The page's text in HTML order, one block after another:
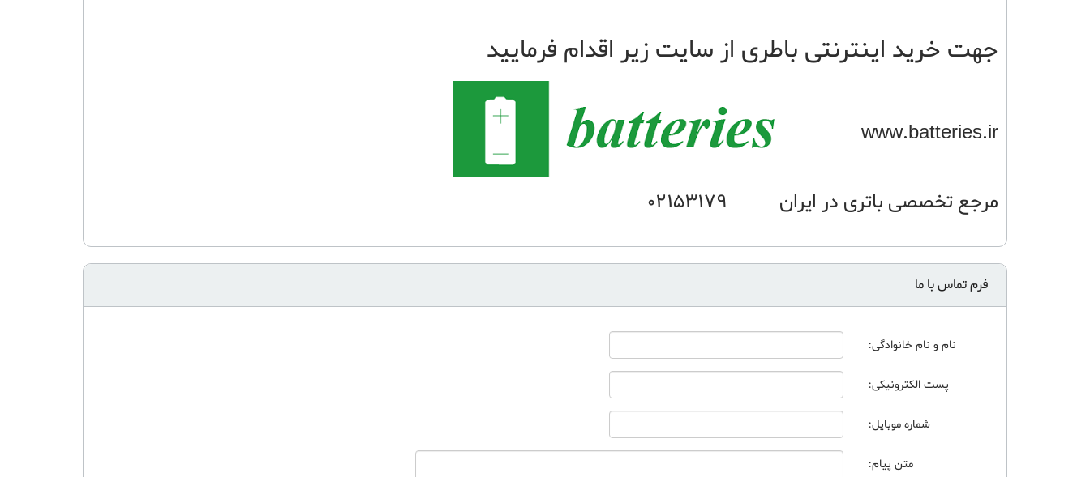
جهت خرید اینترنتی باطری از سایت زیر اقدام فرمایید
www.batteries.ir
مرجع تخصصی باتری در ایران 02153179
فرم تماس با ما
نام و نام خانوادگی:
پست الکترونیکی:
شماره موبایل:
متن پیام: